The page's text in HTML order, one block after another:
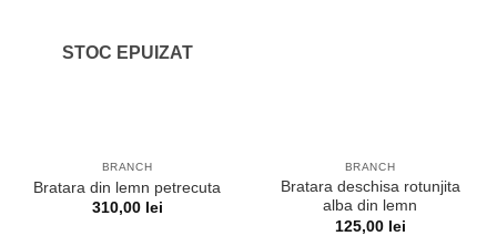
STOC EPUIZAT
BRANCH
Bratara din lemn petrecuta
310,00 lei
BRANCH
Bratara deschisa rotunjita
alba din lemn
125,00 lei